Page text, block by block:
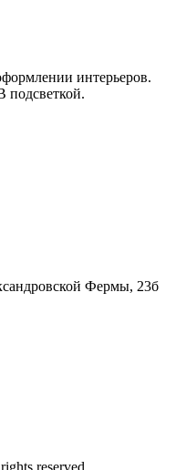
интерьеров.
подсветкой.
Фермы, 23б